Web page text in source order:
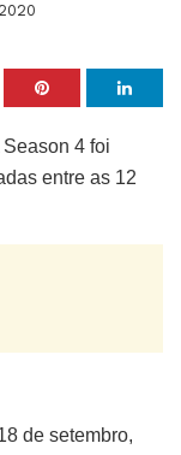
4 foi
entre as 12
de setembro,